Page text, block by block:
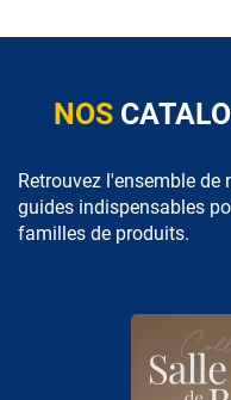
NOS
Retrouvez l'ensemble
guides indispensables
familles de produits.